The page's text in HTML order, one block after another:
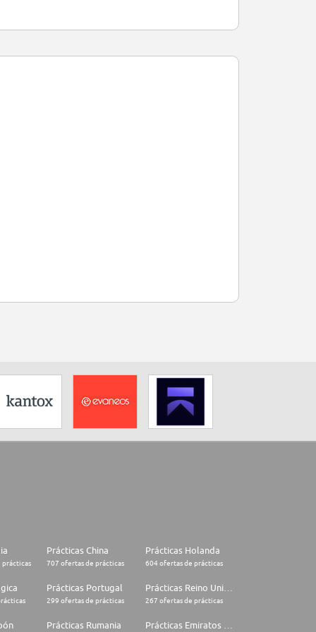
prácticas
Prácticas China
707 ofertas de prácticas
Prácticas Holanda
604 ofertas de prácticas
Prácticas Portugal
299 ofertas de prácticas 267 ofertas de prácticas
Prácticas Rumania